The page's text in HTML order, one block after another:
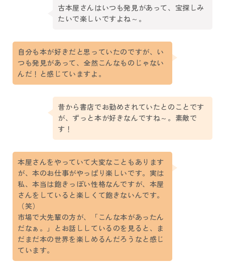
古本屋さんはいつも発見があって、宝探しみ
たいで楽しいですよね～。
自分も本が好きだと思っていたのですが、い
つも発見があって、全然こんなものじゃない
んだ！と感じていますよ。
昔から書店でお勤めされていたとのことです
が、ずっと本が好きなんですね～。素敵で
す！
本屋さんをやっていて大変なこともあります
が、本のお仕事がやっぱり楽しいです。実は
私、本当は飽きっぽい性格なんですが、本屋
さんをしていると楽しくて飽きないんです。
（笑）
市場で大先輩の方が、「こんな本があったん
だなぁ。」とお話ししているのを見ると、ま
だまだ本の世界を楽しめるんだろうなと感じ
ています。